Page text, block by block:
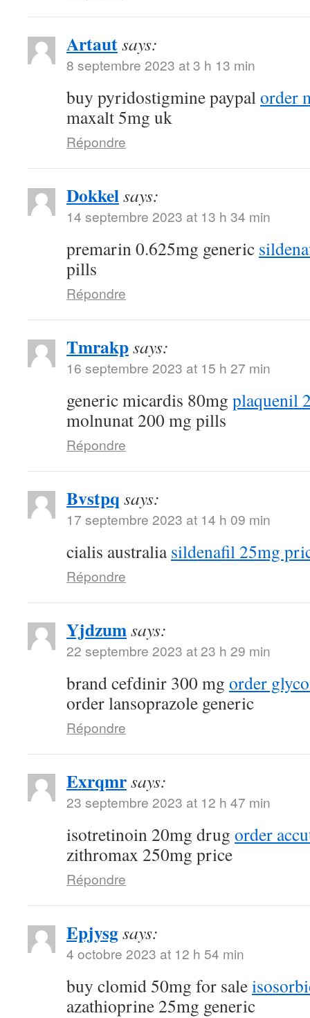
Artautsays:
8 septembre 2023 at 3 h 13 min
buy pyridostigmine paypalorder
maxalt 5mg uk
Répondre
Dokkelsays:
14 septembre 2023 at 13 h 34 min
premarin 0.625mg generic
pills
Répondre
Tmrakpsays:
16 septembre 2023 at 15 h 27 min
generic micardis 80mg plaquenil
molnunat 200 mg pills
Répondre
Bvstpq says:
17 septembre 2023 at 14 h 09 min
cialis australiasildenafil 25mg
Répondre
Yjdzumsays:
22 septembre 2023 at 23 h 29 min
brand cefdinir 300 mg order
order lansoprazole generic
Répondre
Exrqmrsays:
23 septembre 2023 at 12 h 47 min
isotretinoin 20mg drug order
zithromax 250mg price
Répondre
Epjysgsays:
4 octobre 2023 at 12 h 54 min
buy clomid 50mg for sale
azathioprine 25mg generic